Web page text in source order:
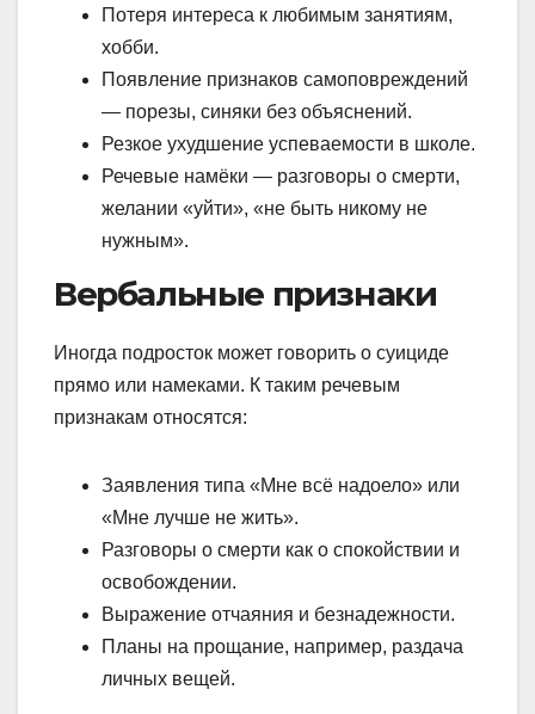
Потеря интереса к любимым занятиям,
хобби.
Появление признаков самоповреждений
— порезы, синяки без объяснений.
Резкое ухудшение успеваемости в школе.
Речевые намёки — разговоры о смерти,
желании «уйти», «не быть никому не
нужным».
Вербальные признаки
Иногда подросток может говорить о суициде
прямо или намеками. К таким речевым
признакам относятся:
Заявления типа «Мне всё надоело» или
«Мне лучше не жить».
Разговоры о смерти как о спокойствии и
освобождении.
Выражение отчаяния и безнадежности.
Планы на прощание, например, раздача
личных вещей.